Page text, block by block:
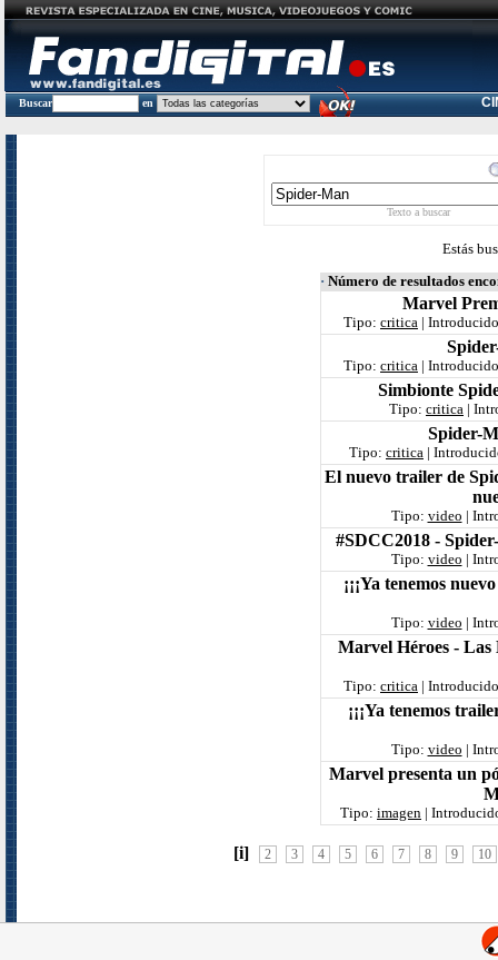
Buscar en
Texto a buscar
Estás
· Número de resultados
Marvel
Tipo: critica |
Tipo: critica |
Simbionte
Tipo: critica |
Spider-
Tipo: critica |
El nuevo trailer de
Tipo: video |
#SDCC2018 -
Tipo: video |
¡¡¡Ya tenemos
Tipo: video |
Marvel Héroes - Las
Tipo: critica |
¡¡¡Ya tenemos
Tipo: video |
Marvel presenta un
Tipo: imagen |
[i] 2 3 4 5 6 7 8 9 10